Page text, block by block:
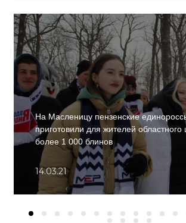
На Масленицу пензенские
приготовили для жителей областного
более 1 000 блинов
14.03.21